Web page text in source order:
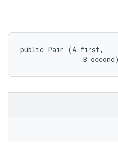
public Pair (A first,
                B second)